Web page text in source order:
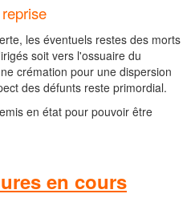
les éventuels restes des morts
soit vers l'ossuaire du
crémation pour une dispersion
des défunts reste primordial.
en état pour pouvoir être
en cours